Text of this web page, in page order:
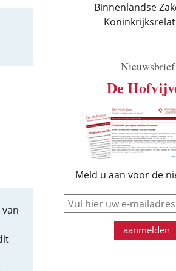
Binnenlandse
Nieuwsbrief
De
Meld u aan voor de
e-mail
aanmelden